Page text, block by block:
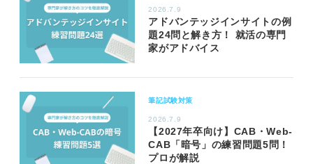
2026.7.9
アドバンテッジインサイトの例
題24問と解き方！ 就活の専門
家がアドバイス
筆記試験対策
2026.7.9
【2027年卒向け】CAB・Web-
CAB「暗号」の練習問題5問！
プロが解説